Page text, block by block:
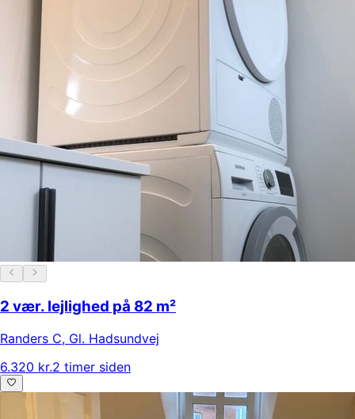
2 vær. lejlighed på 82 m²
Randers C, Gl. Hadsundvej
6.320 kr.2 timer siden